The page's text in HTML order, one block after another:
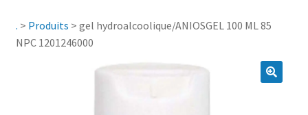
Rééducation
. > Produits > gel hydroalcoolique/ANIOSGEL 100 ML 85
NPC 1201246000